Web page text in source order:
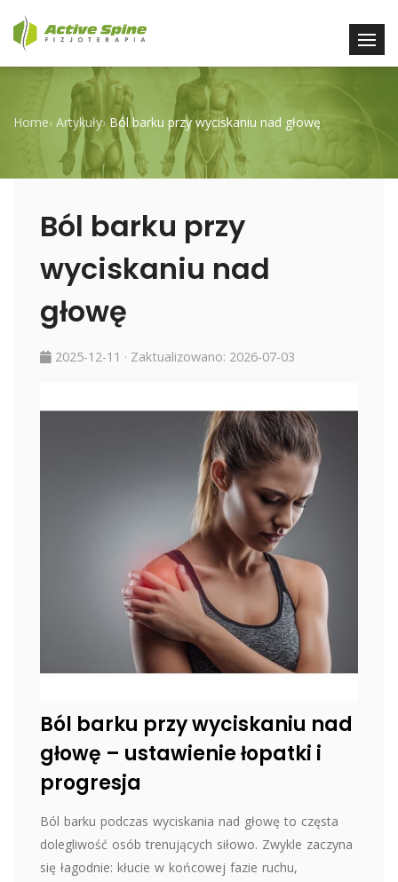
Home› Artykuły› Ból barku przy wyciskaniu nad głowę
Ból barku przy
wyciskaniu nad
głowę
2025-12-11 · Zaktualizowano: 2026-07-03
Ból barku przy wyciskaniu nad
głowę – ustawienie łopatki i
progresja
Ból barku podczas wyciskania nad głowę to częsta
dolegliwość osób trenujących siłowo. Zwykle zaczyna
się łagodnie: kłucie w końcowej fazie ruchu,